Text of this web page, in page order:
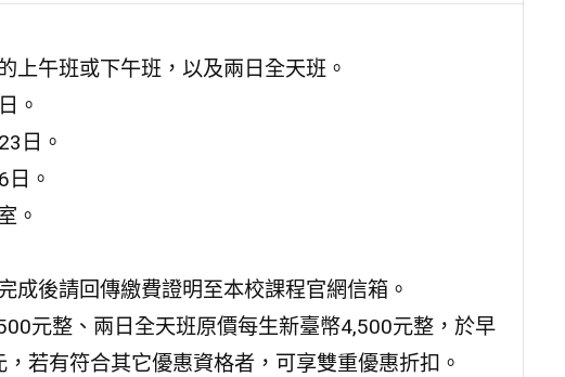
上午班或下午班，以及兩日全天班。
。
日。
。
。
成後請回傳繳費證明至本校課程官網信箱。
元整、兩日全天班原價每生新臺幣4,500元整，於早
若有符合其它優惠資格者，可享雙重優惠折扣。